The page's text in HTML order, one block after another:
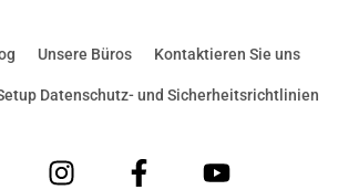
Unsere Büros Kontaktieren Sie uns
Datenschutz- und Sicherheitsrichtlinien